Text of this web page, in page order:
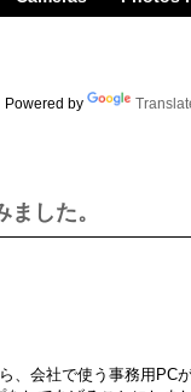
Powered by
した。
、会社で使う事務用PC